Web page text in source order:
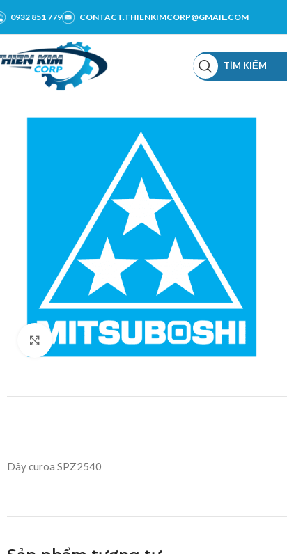
0932 851 779 CONTACT.THIENKIMCORP@GMAIL.COM
TÌM KIẾM
Click to enlarge
Dây curoa SPZ2540